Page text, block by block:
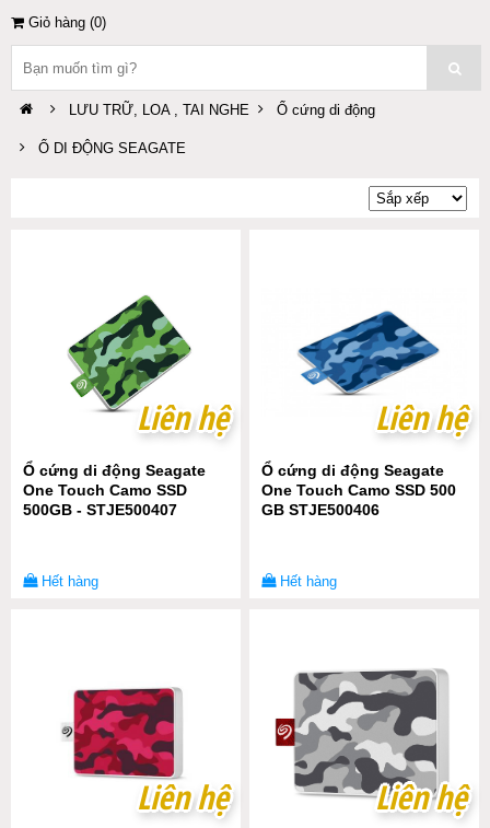
Giỏ hàng (0)
LƯU TRỮ, LOA , TAI NGHE Ổ cứng di động
Ổ DI ĐỘNG SEAGATE
Liên hệ
Liên hệ
Ổ cứng di động Seagate
One Touch Camo SSD
500GB - STJE500407
Hết hàng
Liên hệ
Liên hệ
Ổ cứng di động Seagate
One Touch Camo SSD 500
GB STJE500406
Hết hàng
Liên hệ
Liên hệ Liên hệ
Liên hệ